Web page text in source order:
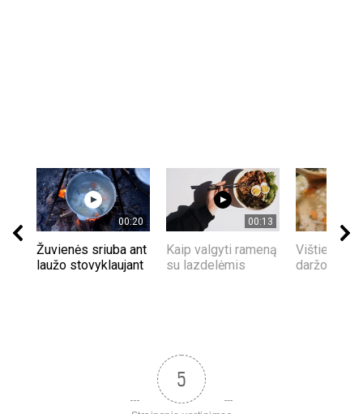
00:20
Žuvienės sriuba ant
laužo stovyklaujant
00:13
Kaip valgyti rameną
su lazdelėmis
Vištienos
daržovėmis
5